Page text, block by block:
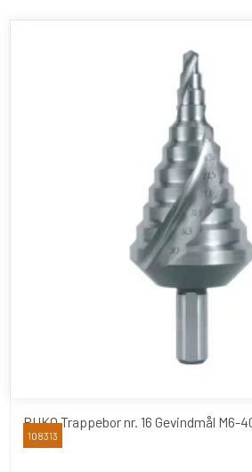
RUKO Trappebor nr. 16 Gevindmål M6-
RUKO
108313